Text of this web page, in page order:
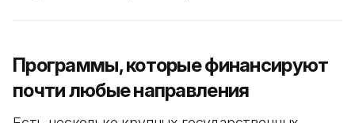
Программы, которые финансируют
почти любые направления